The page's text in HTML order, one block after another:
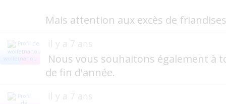
Mais attention aux excès de
wolfetnanou
il y a 7 ans
Nous vous souhaitons également à
de fin d'année.
il y a 7 ans